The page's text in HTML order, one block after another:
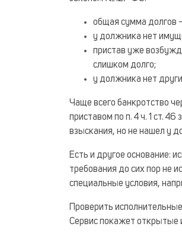
общая сумма
у должника нет
пристав уже
слишком долго;
у должника нет
Чаще всего банкротство
приставом по п. 4 ч. 1 ст.
взыскания, но не нашел у
Есть и другое основание:
требования до сих пор не
специальные условия,
Проверить
Сервис покажет открытые